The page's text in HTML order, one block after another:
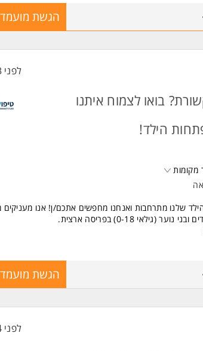
הגשת
לפני 3 שעות
בואו לצמוח איתנו
הילד!
מקומות
שלנו מתרחבות ואנחנו מחפשים אתכם/ן! אנו
(גילאי 0-18) בפריסה ארצית.
| רחובות | מודיעין | חדרה.
לבחור ולהתרכז בטווח הגילאים המועדף עליכם (0-18).
פעילות מהבוקר עד הערב - אתם קובעים את סידור
שקט, כדי שאתם תוכלו להתמקד נטו בטיפול.
הגשת
לפני 4 שעות